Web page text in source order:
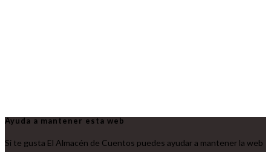
Ayuda a mantener esta web
Si te gusta El Almacén de Cuentos puedes ayudar a mantener la web